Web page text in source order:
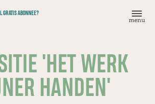
GRATIS ABONNEE?
menu
'HET WERK
HANDEN'